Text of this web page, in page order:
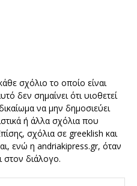
σχόλιο το οποίο είναι
δεν σημαίνει ότι υιοθετεί
να μην δημοσιεύει
ή άλλα σχόλια που
σχόλια σε greeklish και
ενώ η andriakipress.gr, όταν
στον διάλογο.